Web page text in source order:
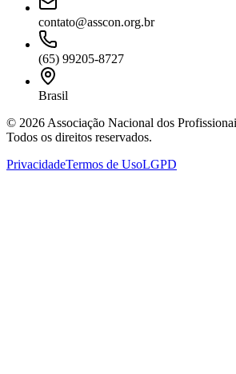
contato@asscon.org.br
(65) 99205-8727
Brasil
© 2026 Associação Nacional dos
Todos os direitos reservados.
PrivacidadeTermos de UsoLGPD